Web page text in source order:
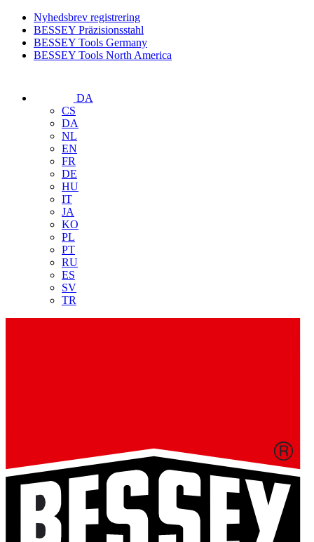
Nyhedsbrev registrering
BESSEY Präzisionsstahl
BESSEY Tools Germany
BESSEY Tools North America
DA
CS
DA
NL
EN
FR
DE
HU
IT
JA
KO
PL
PT
RU
ES
SV
TR